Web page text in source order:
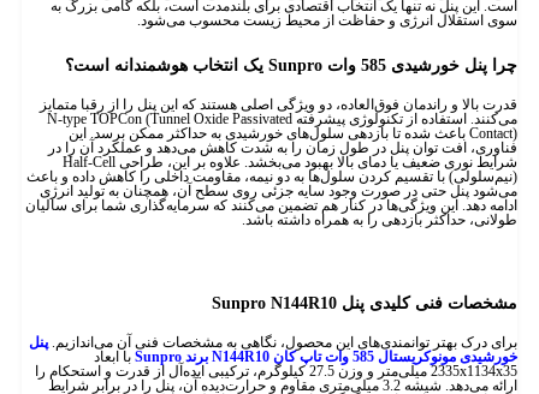
است. این پنل نه تنها یک انتخاب اقتصادی برای بلندمدت است، بلکه گامی بزرگ به
سوی استقلال انرژی و حفاظت از محیط زیست محسوب می‌شود.
چرا پنل خورشیدی 585 وات Sunpro یک انتخاب هوشمندانه است؟
قدرت بالا و راندمان فوق‌العاده، دو ویژگی اصلی هستند که این پنل را از رقبا متمایز
می‌کنند. استفاده از تکنولوژی پیشرفته N-type TOPCon (Tunnel Oxide Passivated
Contact) باعث شده تا بازدهی سلول‌های خورشیدی به حداکثر ممکن برسد. این
فناوری، افت توان پنل در طول زمان را به شدت کاهش می‌دهد و عملکرد آن را در
شرایط نوری ضعیف یا دمای بالا بهبود می‌بخشد. علاوه بر این، طراحی Half-Cell
(نیم‌سلولی) با تقسیم کردن سلول‌ها به دو نیمه، مقاومت داخلی را کاهش داده و باعث
می‌شود پنل حتی در صورت وجود سایه جزئی روی سطح آن، همچنان به تولید انرژی
ادامه دهد. این ویژگی‌ها در کنار هم تضمین می‌کنند که سرمایه‌گذاری شما برای سالیان
طولانی، حداکثر بازدهی را به همراه داشته باشد.
مشخصات فنی کلیدی پنل Sunpro N144R10
برای درک بهتر توانمندی‌های این محصول، نگاهی به مشخصات فنی آن می‌اندازیم.پنل
خورشیدی مونوکریستال 585 وات تاپ کان N144R10 برند Sunpro
با ابعاد
2335x1134x35 میلی‌متر و وزن 27.5 کیلوگرم، ترکیبی ایده‌آل از قدرت و استحکام را
ارائه می‌دهد. شیشه 3.2 میلی‌متری مقاوم و حرارت‌دیده آن، پنل را در برابر شرایط